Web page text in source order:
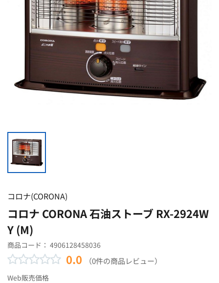
コロナ(CORONA)
コロナ CORONA 石油ストーブ RX-2924W
Y (M)
商品コード： 4906128458036
0.0 （0件の商品レビュー）
Web販売価格